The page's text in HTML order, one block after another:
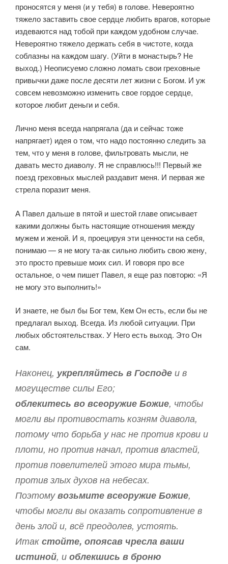
проносятся у меня (и у тебя) в голове. Невероятно
тяжело заставить свое сердце любить врагов, которые
издеваются над тобой при каждом удобном случае.
Невероятно тяжело держать себя в чистоте, когда
соблазны на каждом шагу. (Уйти в монастырь? Не
выход.) Неописуемо сложно ломать свои греховные
привычки даже после десяти лет жизни с Богом. И уж
совсем невозможно изменить свое гордое сердце,
которое любит деньги и себя.
Лично меня всегда напрягала (да и сейчас тоже
напрягает) идея о том, что надо постоянно следить за
тем, что у меня в голове, фильтровать мысли, не
давать место диаволу. Я не справлюсь!!! Первый же
поезд греховных мыслей раздавит меня. И первая же
стрела поразит меня.
А Павел дальше в пятой и шестой главе описывает
какими должны быть настоящие отношения между
мужем и женой. И я, проецируя эти ценности на себя,
понимаю — я не могу та-ак сильно любить свою жену,
это просто превыше моих сил. И говоря про все
остальное, о чем пишет Павел, я еще раз повторю: «Я
не могу это выполнить!»
И знаете, не был бы Бог тем, Кем Он есть, если бы не
предлагал выход. Всегда. Из любой ситуации. При
любых обстоятельствах. У Него есть выход. Это Он
сам.
Наконец, укрепляйтесь в Господе и в
могуществе силы Его;
облекитесь во всеоружие Божие, чтобы
могли вы противостать козням диавола,
потому что борьба у нас не против крови и
плоти, но против начал, против властей,
против повелителей этого мира тьмы,
против злых духов на небесах.
Поэтомувозьмите всеоружие Божие,
чтобы могли вы оказать сопротивление в
день злой и, всё преодолев, устоять.
Итак стойте, опоясав чресла ваши
истиной, и облекшись в броню